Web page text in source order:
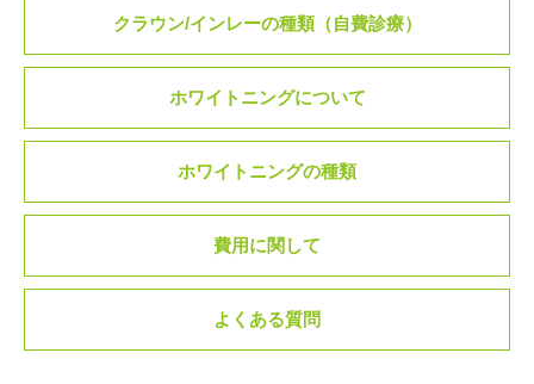
クラウン/インレーの種類（自費診療）
ホワイトニングについて
ホワイトニングの種類
費用に関して
よくある質問